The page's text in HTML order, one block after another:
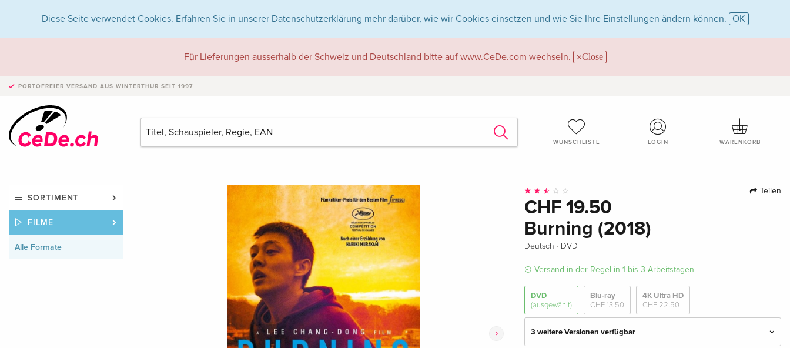
Diese Seite verwendet Cookies. Erfahren Sie in unserer Datenschutzerklärung mehr darüber, wie wir Cookies einsetzen und wie Sie Ihre Einstellungen ändern können. OK
Für Lieferungen ausserhalb der Schweiz und Deutschland bitte auf www.CeDe.com wechseln. Close
PORTOFREIER VERSAND AUS WINTERTHUR SEIT 1997
WUNSCHLISTE LOGIN WARENKORB
SORTIMENT
FILME
Alle Formate
›
Teilen
CHF 19.50
Burning (2018)
Deutsch · DVD
Versand in der Regel in 1 bis 3 Arbeitstagen
DVD
(ausgewählt)
Blu-ray
CHF 13.50
4K Ultra HD
CHF 22.50
3 weitere Versionen verfügbar